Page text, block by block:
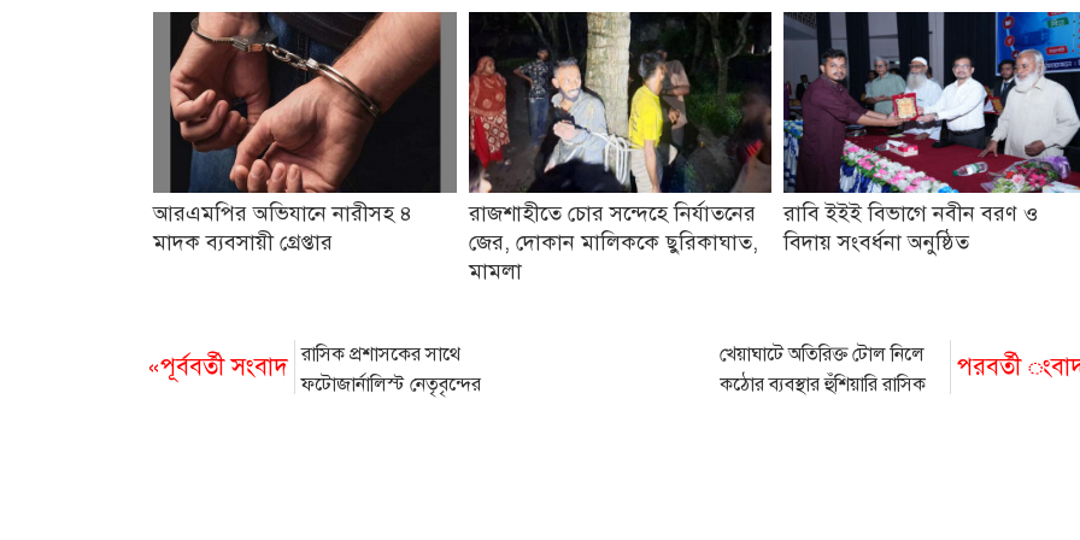
আরএমপির অভিযানে নারীসহ ৪
মাদক ব্যবসায়ী গ্রেপ্তার
রাজশাহীতে চোর সন্দেহে নির্যাতনের
জের, দোকান মালিককে ছুরিকাঘাত,
মামলা
রাবি ইইই বিভাগে নবীন বরণ ও
বিদায় সংবর্ধনা অনুষ্ঠিত
«পূর্ববর্তী সংবাদ রাসিক প্রশাসকের সাথে
ফটোজার্নালিস্ট নেতৃবৃন্দের
পরবর্তী
খেয়াঘাটে অতিরিক্ত টোল নিলে
কঠোর ব্যবস্থার হুঁশিয়ারি রাসিক